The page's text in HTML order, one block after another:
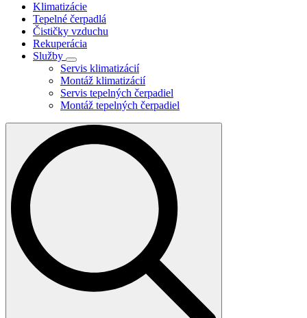
Klimatizácie
Tepelné čerpadlá
Čističky vzduchu
Rekuperácia
Služby
Servis klimatizácií
Montáž klimatizácií
Servis tepelných čerpadiel
Montáž tepelných čerpadiel